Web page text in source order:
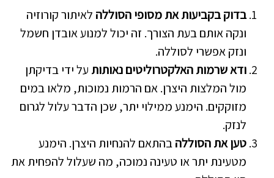
בדוק בקביעות את מסופי הסוללה לאיתור קורוזיה
ונקה אותם בעת הצורך. זה יכול למנוע אובדן חשמל
ונזק אפשרי לסוללה.
ודא שרמות האלקטרוליטים נאותות על ידי בדיקתן
מול המלצות היצרן. אם הרמות נמוכות, מלאו במים
מזוקקים. הימנע ממילוי יתר, שכן הדבר עלול לגרום
לנזק.
טען את הסוללהבהתאם להנחיות היצרן. הימנע
מטעינת יתר או טעינה נמוכה, מה שעלול להפחית את